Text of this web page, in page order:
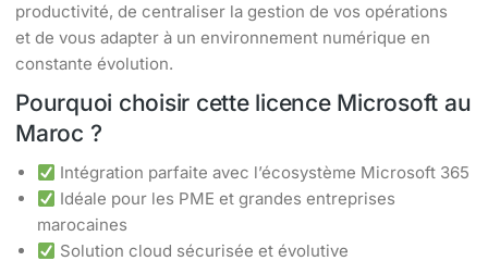
productivité, de centraliser la gestion de vos opérations
et de vous adapter à un environnement numérique en
constante évolution.
Pourquoi choisir cette licence Microsoft au
Maroc ?
Intégration parfaite avec l’écosystème Microsoft 365
Idéale pour les PME et grandes entreprises
marocaines
Solution cloud sécurisée et évolutive